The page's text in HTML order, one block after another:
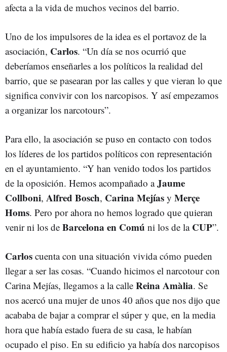
afecta a la vida de muchos vecinos del barrio.
Uno de los impulsores de la idea es el portavoz de la
asociación, Carlos. “Un día se nos ocurrió que
deberíamos enseñarles a los políticos la realidad del
barrio, que se pasearan por las calles y que vieran lo que
significa convivir con los narcopisos. Y así empezamos
a organizar los narcotours”.
Para ello, la asociación se puso en contacto con todos
los líderes de los partidos políticos con representación
en el ayuntamiento. “Y han venido todos los partidos
de la oposición. Hemos acompañado aJaume
Collboni, Alfred Bosch, Carina Mejías y Merçe
Homs. Pero por ahora no hemos logrado que quieran
venir ni los de Barcelona en Comú ni los de la CUP”.
Carlos cuenta con una situación vivida cómo pueden
llegar a ser las cosas. “Cuando hicimos el narcotour con
Carina Mejías, llegamos a la calle Reina Amàlia. Se
nos acercó una mujer de unos 40 años que nos dijo que
acababa de bajar a comprar el súper y que, en la media
hora que había estado fuera de su casa, le habían
ocupado el piso. En su edificio ya había dos narcopisos